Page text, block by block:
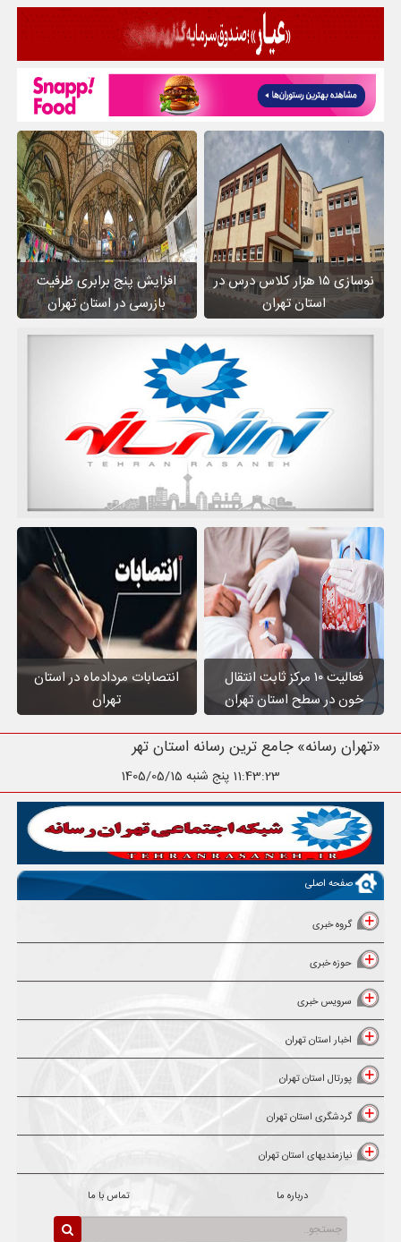
نوسازی ۱۵ هزار کلاس درس در
استان تهران
افزایش پنج برابری ظرفیت
بازرسی در استان تهران
فعالیت ۱۰ مرکز ثابت انتقال
خون در سطح استان تهران
انتصابات مردادماه در استان
تهران
«تهران رسانه» جامع ترین رسانه استان تهران
11:43:24 پنج شنبه 1405/05/15
صفحه اصلی
گروه خبری
حوزه خبری
سرویس خبری
اخبار استان تهران
پورتال استان تهران
گردشگری استان تهران
نیازمندیهای استان تهران
درباره ما تماس با ما